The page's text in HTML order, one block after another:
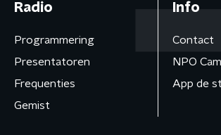
Radio
Programmering
Presentatoren
Frequenties
Gemist
Info
Contact
NPO
App de